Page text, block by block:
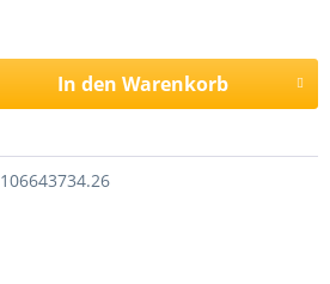
In den Warenkorb
106643734.26